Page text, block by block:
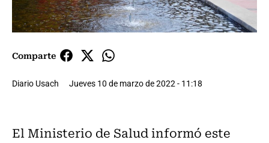
Comparte
Diario Usach Jueves 10 de marzo de 2022 - 11:18
El Ministerio de Salud informó este